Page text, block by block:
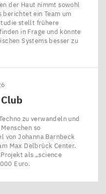
der Haut nimmt sowohl
berichtet ein Team um
stellt frühere
in Frage und könnte
Systems besser zu
zu verwandeln und
so
von Johanna Barnbeck
Max Delbrück Center.
als ​„science
Euro.